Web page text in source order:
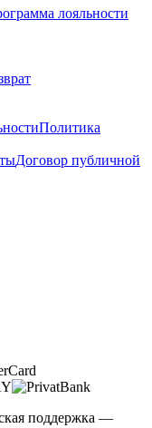
лояльности
Политика
Договор публичной
поддержка —